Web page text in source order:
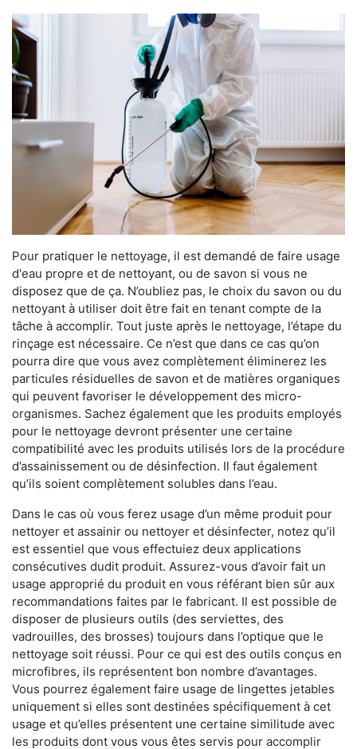
Pour pratiquer le nettoyage, il est demandé de faire usage
d'eau propre et de nettoyant, ou de savon si vous ne
disposez que de ça. N’oubliez pas, le choix du savon ou du
nettoyant à utiliser doit être fait en tenant compte de la
tâche à accomplir. Tout juste après le nettoyage, l’étape du
rinçage est nécessaire. Ce n’est que dans ce cas qu’on
pourra dire que vous avez complètement éliminerez les
particules résiduelles de savon et de matières organiques
qui peuvent favoriser le développement des micro-
organismes. Sachez également que les produits employés
pour le nettoyage devront présenter une certaine
compatibilité avec les produits utilisés lors de la procédure
d’assainissement ou de désinfection. Il faut également
qu’ils soient complètement solubles dans l’eau.
Dans le cas où vous ferez usage d’un même produit pour
nettoyer et assainir ou nettoyer et désinfecter, notez qu’il
est essentiel que vous effectuiez deux applications
consécutives dudit produit. Assurez-vous d’avoir fait un
usage approprié du produit en vous référant bien sûr aux
recommandations faites par le fabricant. Il est possible de
disposer de plusieurs outils (des serviettes, des
vadrouilles, des brosses) toujours dans l’optique que le
nettoyage soit réussi. Pour ce qui est des outils conçus en
microfibres, ils représentent bon nombre d’avantages.
Vous pourrez également faire usage de lingettes jetables
uniquement si elles sont destinées spécifiquement à cet
usage et qu’elles présentent une certaine similitude avec
les produits dont vous vous êtes servis pour accomplir